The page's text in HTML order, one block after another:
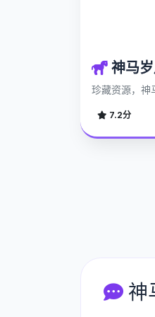
神马
珍藏资源，神
7.2分
神